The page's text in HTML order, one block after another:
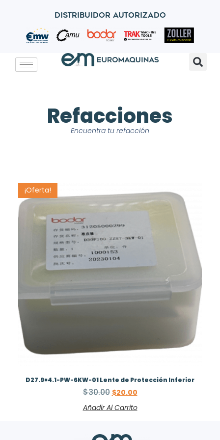
Distribuidor autorizado
Refacciones
Encuentra tu refacción
¡Oferta!
D27.9×4.1-PW-6KW-01 Lente de Protección Inferior
$30.00 $20.00
Añadir Al Carrito